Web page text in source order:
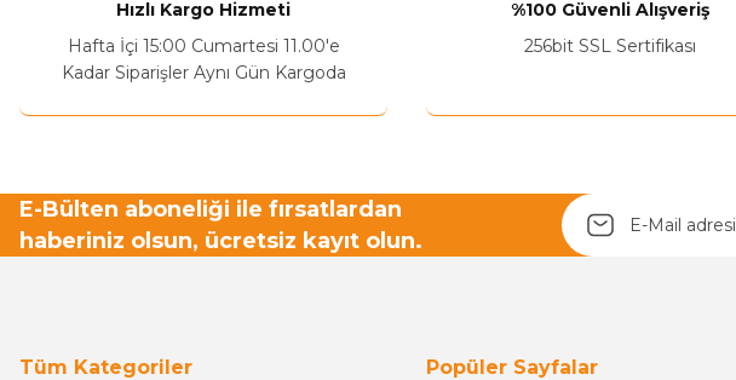
Bu ürüne benzer farklı alternatifler olmalı.
Hızlı Kargo Hizmeti
Hafta İçi 15:00 Cumartesi 11.00'e
Kadar Siparişler Aynı Gün Kargoda
%100 Güvenli Alışveriş
256bit SSL Sertifikası
E-Bülten aboneliği ile fırsatlardan
haberiniz olsun, ücretsiz kayıt olun.
Tüm Kategoriler Popüler Sayfalar